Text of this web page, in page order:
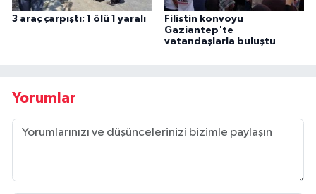
3 araç çarpıştı; 1 ölü 1 yaralı
Filistin konvoyu
Gaziantep'te
vatandaşlarla buluştu
Yorumlar